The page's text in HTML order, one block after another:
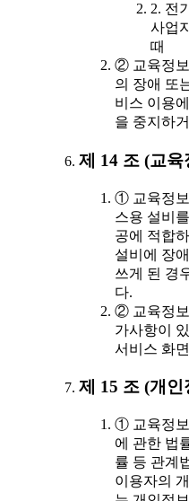
2. 전
사업
때
② 교육정보
의 장애 또
비스 이용
을 중지하
제 14 조 (교
① 교육정보
스용 설비
공에 적합
설비에 장
쓰게 된 경
다.
② 교육정보
가사항이
서비스 화
제 15 조 (개인
① 교육정보
에 관한 법
률 등 관계
이용자의